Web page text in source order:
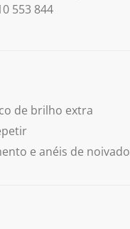
553 844
de brilho extra
e anéis de noivado